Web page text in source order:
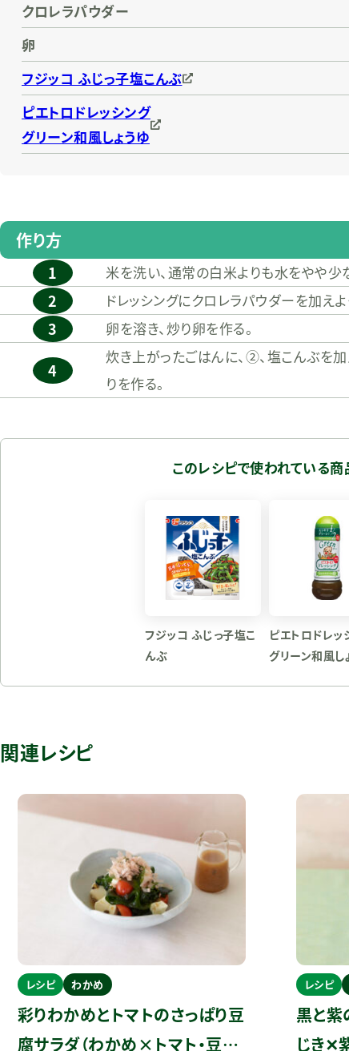
クロレラパウダー
卵
フジッコ ふじっ子塩こんぶ
ピエトロドレッシング
グリーン和風しょうゆ
作り方
1 米を洗い、通常の白米よりも水をやや少
2 ドレッシングにクロレラパウダーを加えよ
3 卵を溶き、炒り卵を作る。
4
炊き上がったごはんに、②、塩こんぶを
りを作る。
このレシピで使われている商
フジッコ ふじっ子塩こ
んぶ
ピエトロドレッ
グリーン和風し
関連レシピ
レシピ わかめ
彩りわかめとトマトのさっぱり豆
腐サラダ（わかめ×トマト・豆
レシピ
黒と紫
じき✕